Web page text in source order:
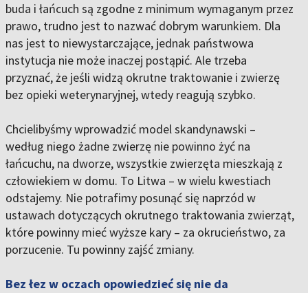
buda i łańcuch są zgodne z minimum wymaganym przez
prawo, trudno jest to nazwać dobrym warunkiem. Dla
nas jest to niewystarczające, jednak państwowa
instytucja nie może inaczej postąpić. Ale trzeba
przyznać, że jeśli widzą okrutne traktowanie i zwierzę
bez opieki weterynaryjnej, wtedy reagują szybko.
Chcielibyśmy wprowadzić model skandynawski –
według niego żadne zwierzę nie powinno żyć na
łańcuchu, na dworze, wszystkie zwierzęta mieszkają z
człowiekiem w domu. To Litwa – w wielu kwestiach
odstajemy. Nie potrafimy posunąć się naprzód w
ustawach dotyczących okrutnego traktowania zwierząt,
które powinny mieć wyższe kary – za okrucieństwo, za
porzucenie. Tu powinny zajść zmiany.
Bez łez w oczach opowiedzieć się nie da